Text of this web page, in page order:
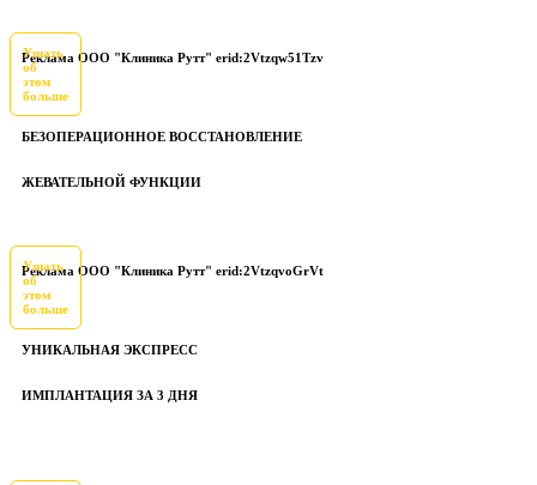
Реклама ООО "Клиника Рутт" erid:2Vtzqw51Tzv
Узнать
об
этом
больше
БЕЗОПЕРАЦИОННОЕ ВОССТАНОВЛЕНИЕ
ЖЕВАТЕЛЬНОЙ ФУНКЦИИ
Реклама ООО "Клиника Рутт" erid:2VtzqvoGrVt
Узнать
об
этом
больше
УНИКАЛЬНАЯ ЭКСПРЕСС
ИМПЛАНТАЦИЯ ЗА 3 ДНЯ